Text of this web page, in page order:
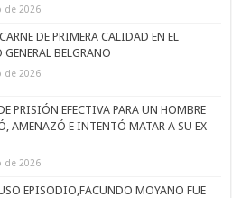
de 2026
DE PRIMERA CALIDAD EN EL
BELGRANO
de 2026
PRISIÓN EFECTIVA PARA UN HOMBRE
AMENAZÓ E INTENTÓ MATAR A SU EX
de 2026
EPISODIO,FACUNDO MOYANO FUE